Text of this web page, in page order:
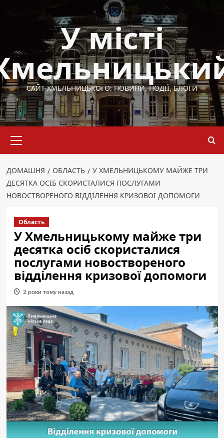
У місті
САЙТ ХМЕЛЬНИЦЬКОГО: НОВИНИ, ПОДІЇ, БЛОГИ
меню
ДОМАШНЯ ОБЛАСТЬ
У ХМЕЛЬНИЦЬКОМУ МАЙЖЕ ТРИ
ДЕСЯТКА ОСІБ СКОРИСТАЛИСЯ ПОСЛУГАМИ
НОВОСТВОРЕНОГО ВІДДІЛЕННЯ КРИЗОВОЇ ДОПОМОГИ
Область
У Хмельницькому майже три
десятка осіб скористалися
послугами новоствореного
відділення кризової допомоги
2 роки тому назад